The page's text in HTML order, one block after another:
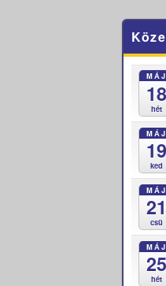
MÁJ
18
hét
MÁJ
19
ked
MÁJ
21
csü
MÁJ
25
hét